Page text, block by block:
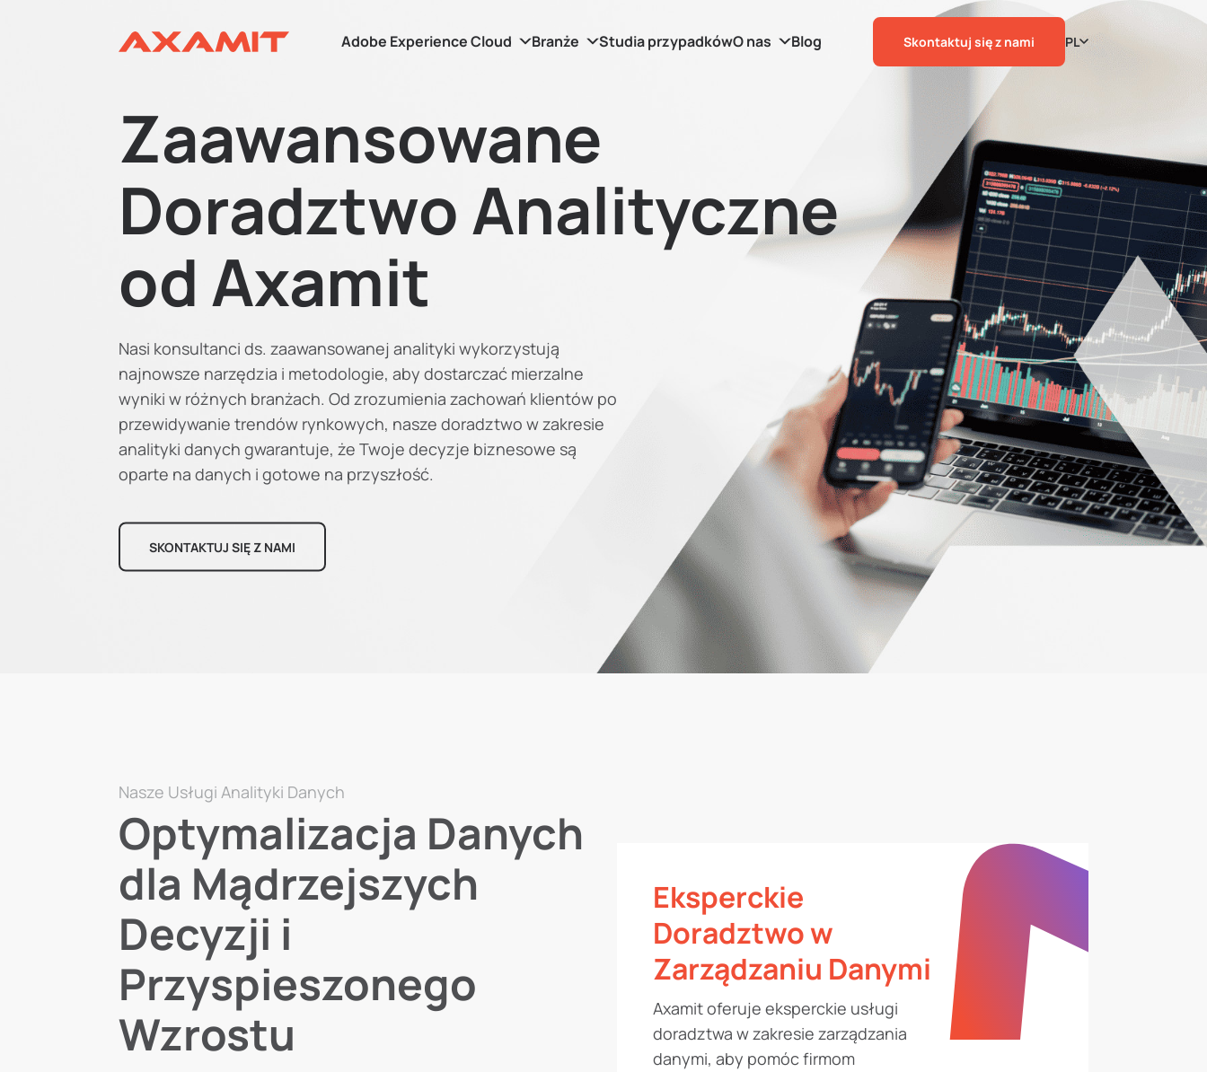
Adobe Experience Cloud Branże Studia przypadkówO nas Blog Skontaktuj się z nami PL
Zaawansowane
Doradztwo Analityczne
od Axamit
Nasi konsultanci ds. zaawansowanej analityki wykorzystują
najnowsze narzędzia i metodologie, aby dostarczać mierzalne
wyniki w różnych branżach. Od zrozumienia zachowań klientów po
przewidywanie trendów rynkowych, nasze doradztwo w zakresie
analityki danych gwarantuje, że Twoje decyzje biznesowe są
oparte na danych i gotowe na przyszłość.
SKONTAKTUJ SIĘ Z NAMI
Nasze Usługi Analityki Danych
Optymalizacja Danych
dla Mądrzejszych
Decyzji i
Przyspieszonego
Wzrostu
Eksperckie
Doradztwo w
Zarządzaniu Danymi
Axamit oferuje eksperckie usługi
doradztwa w zakresie zarządzania
danymi, aby pomóc firmom